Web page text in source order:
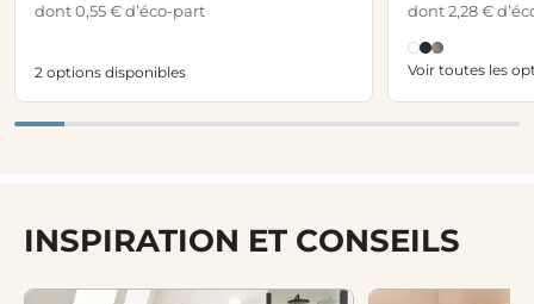
dont 0,55 € d’éco-part
2 options disponibles
dont 2,28 €
Voir toutes les
INSPIRATION ET CONSEILS